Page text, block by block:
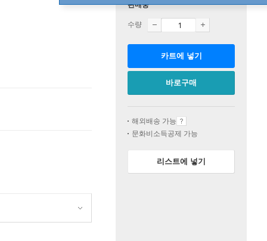
판매중
수량
카트에 넣기
바로구매
해외배송 가능
문화비소득공제 가능
리스트에 넣기